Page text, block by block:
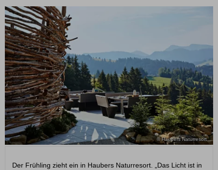
© Haubers Naturresort
Der Frühling zieht ein in Haubers Naturresort. „Das Licht ist in